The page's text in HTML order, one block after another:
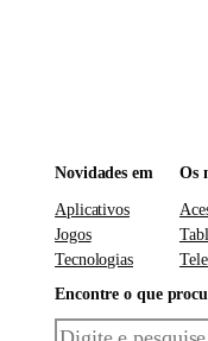
Novidades em
Aplicativos
Jogos
Tecnologias
Os
Encontre o que
Pesquisar